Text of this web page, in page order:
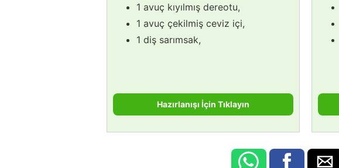
1 avuç kıyılmış dereotu,
1 avuç çekilmiş ceviz içi,
1 diş sarımsak,
Hazırlanışı İçin Tıklayın